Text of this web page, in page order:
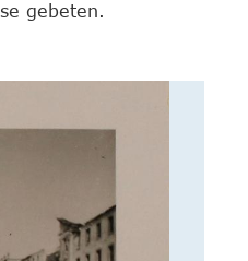
gebeten.